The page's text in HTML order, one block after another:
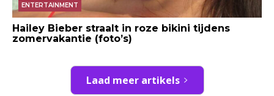
ENTERTAINMENT
Hailey Bieber straalt in roze bikini tijdens
zomervakantie (foto’s)
Laad meer artikels